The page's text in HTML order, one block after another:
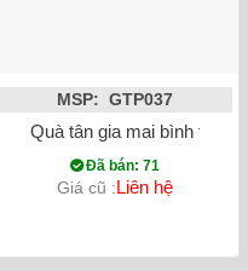
38cm
₫.
MSP: GTP037
Quà tân gia mai bình tích
Đã bán: 71
Giá cũ :Liên hệ